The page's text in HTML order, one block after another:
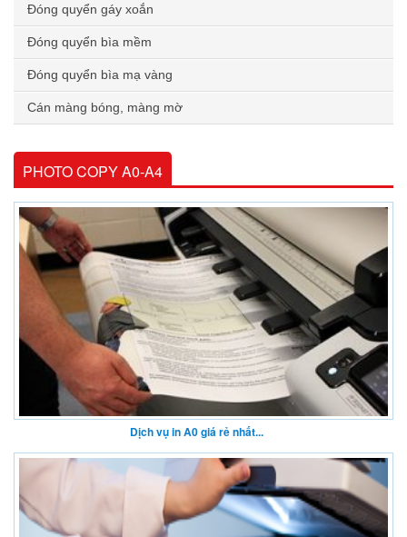
Đóng quyển gáy xoắn
Đóng quyển bìa mềm
Đóng quyển bìa mạ vàng
Cán màng bóng, màng mờ
PHOTO COPY A0-A4
Dịch vụ in A0 giá rẻ nhất...